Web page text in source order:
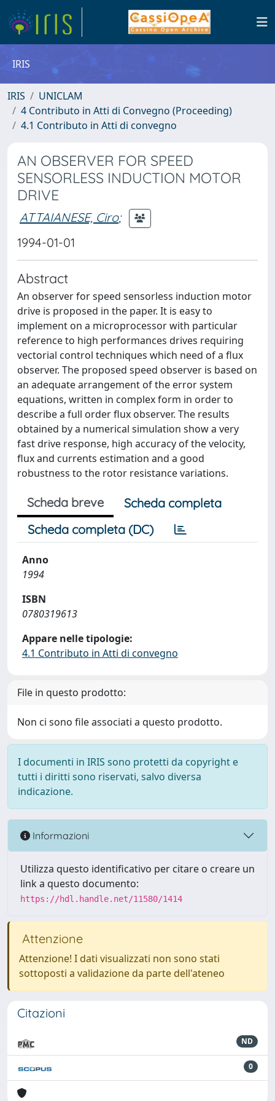
IRIS
IRIS
UNICLAM
4 Contributo in Atti di Convegno (Proceeding)
4.1 Contributo in Atti di convegno
AN OBSERVER FOR SPEED
SENSORLESS INDUCTION MOTOR
DRIVE
ATTAIANESE, Ciro;
1994-01-01
Abstract
An observer for speed sensorless induction motor
drive is proposed in the paper. It is easy to
implement on a microprocessor with particular
reference to high performances drives requiring
vectorial control techniques which need of a flux
observer. The proposed speed observer is based on
an adequate arrangement of the error system
equations, written in complex form in order to
describe a full order flux observer. The results
obtained by a numerical simulation show a very
fast drive response, high accuracy of the velocity,
flux and currents estimation and a good
robustness to the rotor resistance variations.
Scheda breve
Scheda completa
Scheda completa (DC)
Anno
1994
ISBN
0780319613
Appare nelle tipologie:
4.1 Contributo in Atti di convegno
File in questo prodotto:
Non ci sono file associati a questo prodotto.
I documenti in IRIS sono protetti da copyright e
tutti i diritti sono riservati, salvo diversa
indicazione.
Informazioni
Utilizza questo identificativo per citare o creare un
link a questo documento:
https://hdl.handle.net/11580/1414
Attenzione
Attenzione! I dati visualizzati non sono stati
sottoposti a validazione da parte dell'ateneo
Citazioni
ND
0